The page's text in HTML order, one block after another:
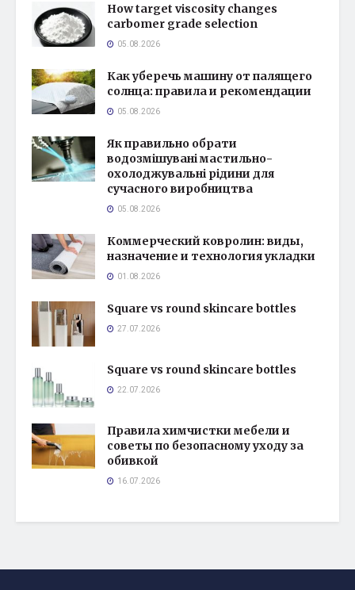
How target viscosity changes
carbomer grade selection
05.08.2026
Как уберечь машину от палящего
солнца: правила и рекомендации
05.08.2026
Як правильно обрати
водозмішувані мастильно-
охолоджувальні рідини для
сучасного виробництва
05.08.2026
Коммерческий ковролин: виды,
назначение и технология укладки
01.08.2026
Square vs round skincare bottles
27.07.2026
Square vs round skincare bottles
22.07.2026
Правила химчистки мебели и
советы по безопасному уходу за
обивкой
16.07.2026